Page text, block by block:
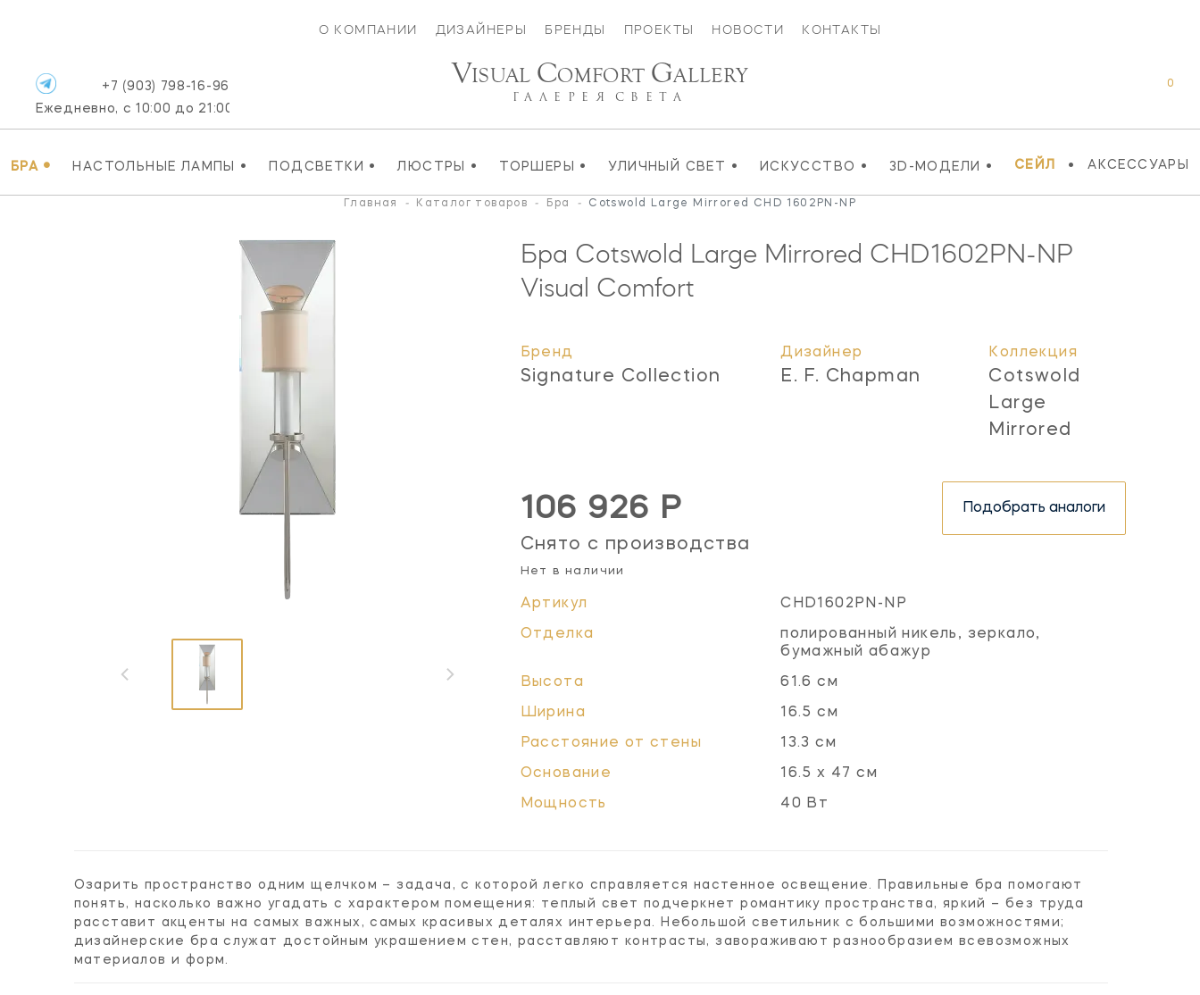
О КОМПАНИИ ДИЗАЙНЕРЫ БРЕНДЫ ПРОЕКТЫ НОВОСТИ КОНТАКТЫ
БРА • НАСТОЛЬНЫЕ ЛАМПЫ • ПОДСВЕТКИ • ЛЮСТРЫ • ТОРШЕРЫ • УЛИЧНЫЙ СВЕТ • ИСКУССТВО • 3D-МОДЕЛИ • СЕЙЛ • АКСЕССУАРЫ
+7 (903) 798-16-96
Ежедневно, с 10:00 до 21:00
0
VISUAL COMFORT GALLERY
ГАЛЕРЕЯ СВЕТА
Главная - Каталог товаров - Бра - Cotswold Large Mirrored CHD 1602PN-NP
Бра Cotswold Large Mirrored CHD1602PN-NP
Visual Comfort
Бренд
Signature Collection
Дизайнер
E. F. Chapman
Коллекция
Cotswold
Large
Mirrored
106 926 Р
Снято с производства
Нет в наличии
Подобрать аналоги
Артикул CHD1602PN-NP
Отделка
полированный никель, зеркало,
бумажный абажур
Высота 61.6 см
Ширина 16.5 см
Расстояние от стены 13.3 см
Основание 16.5 x 47 см
Мощность 40 Вт
Озарить пространство одним щелчком – задача, с которой легко справляется настенное освещение. Правильные бра помогают
понять, насколько важно угадать с характером помещения: теплый свет подчеркнет романтику пространства, яркий – без труда
расставит акценты на самых важных, самых красивых деталях интерьера. Небольшой светильник с большими возможностями;
дизайнерские бра служат достойным украшением стен, расставляют контрасты, завораживают разнообразием всевозможных
материалов и форм.